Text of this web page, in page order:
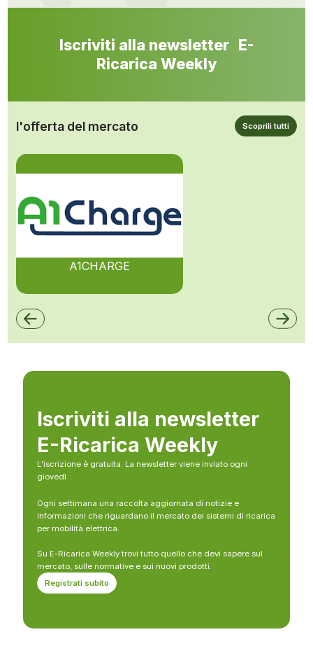
Iscriviti alla newsletter E-
Ricarica Weekly
l'offerta del mercato Scoprili tutti
A1CHARGE
Iscriviti alla newsletter
E-Ricarica Weekly
L’iscrizione è gratuita. La newsletter viene inviato ogni
giovedì
Ogni settimana una raccolta aggiornata di notizie e
informazioni che riguardano il mercato dei sistemi di ricarica
per mobilità elettrica.
Su E-Ricarica Weekly trovi tutto quello che devi sapere sul
mercato, sulle normative e sui nuovi prodotti.
Registrati subito